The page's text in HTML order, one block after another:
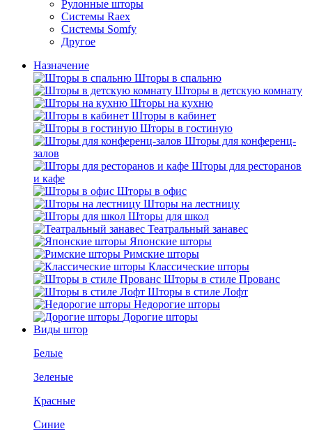
Рулонные шторы
Системы Raex
Системы Somfy
Другое
Назначение
Шторы в спальню
Шторы в детскую комнату
Шторы на кухню
Шторы в кабинет
Шторы в гостиную
Шторы для конференц-
залов
Шторы для ресторанов
и кафе
Шторы в офис
Шторы на лестницу
Шторы для школ
Театральный занавес
Японские шторы
Римские шторы
Классические шторы
Шторы в стиле Прованс
Шторы в стиле Лофт
Недорогие шторы
Дорогие шторы
Виды штор
Белые
Зеленые
Красные
Синие